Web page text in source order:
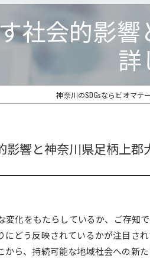
社会的影
詳
神奈川のSDGsならビオマテ
影響と神奈川県足柄上
変化をもたらしているか、ご存
どう反映されているかが注目さ
ら、持続可能な地域社会への新